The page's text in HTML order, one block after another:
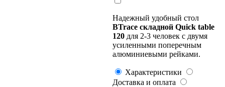
Надежный удобный стол
BTrace складной Quick table
120 для 2-3 человек с двумя
усиленными поперечным
алюминиевыми рейками.
Характеристики
Доставка и оплата